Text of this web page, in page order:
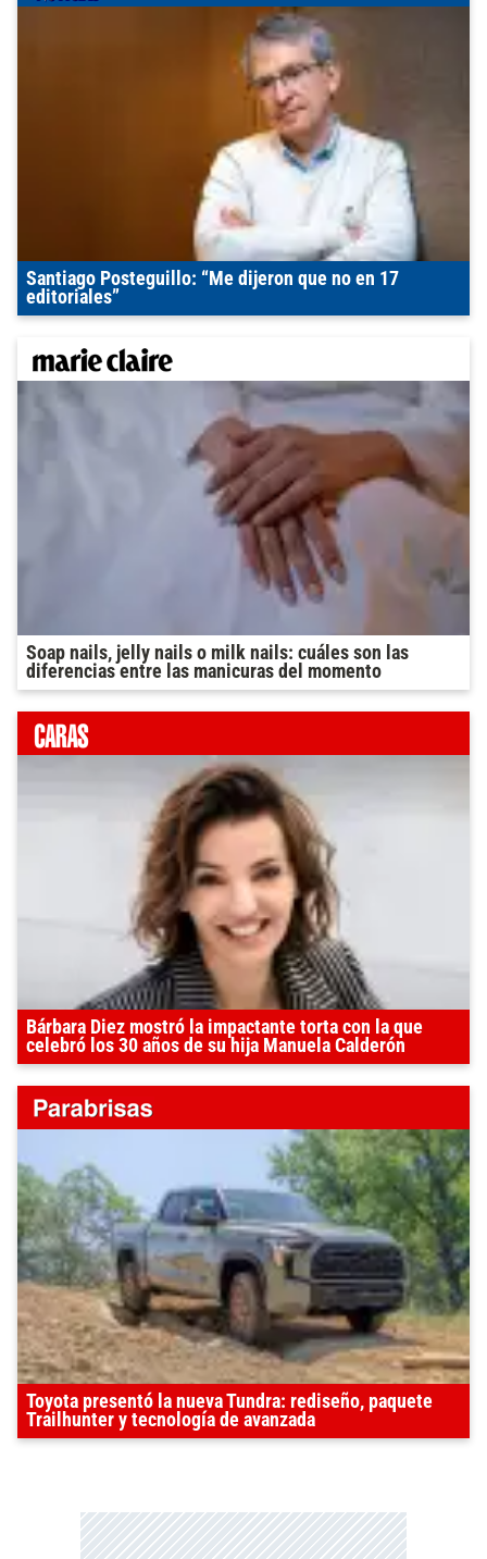
Santiago Posteguillo: “Me dijeron que no en 17
editoriales”
Soap nails, jelly nails o milk nails: cuáles son las
diferencias entre las manicuras del momento
Bárbara Diez mostró la impactante torta con la que
celebró los 30 años de su hija Manuela Calderón
Toyota presentó la nueva Tundra: rediseño, paquete
Trailhunter y tecnología de avanzada